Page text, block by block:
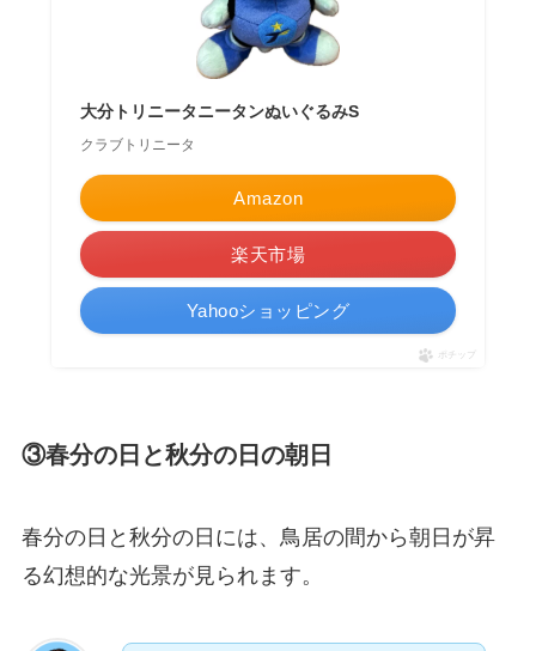
大分トリニータニータンぬいぐるみS
クラブトリニータ
Amazon
楽天市場
Yahooショッピング
ポチップ
③春分の日と秋分の日の朝日
春分の日と秋分の日には、鳥居の間から朝日が昇
る幻想的な光景が見られます。